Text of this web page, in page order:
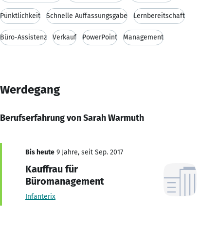
Pünktlichkeit Schnelle Auffassungsgabe Lernbereitschaft
Büro-Assistenz Verkauf PowerPoint Management
Werdegang
Berufserfahrung von Sarah Warmuth
Bis heute 9 Jahre, seit Sep. 2017
Kauffrau für
Büromanagement
Infanterix